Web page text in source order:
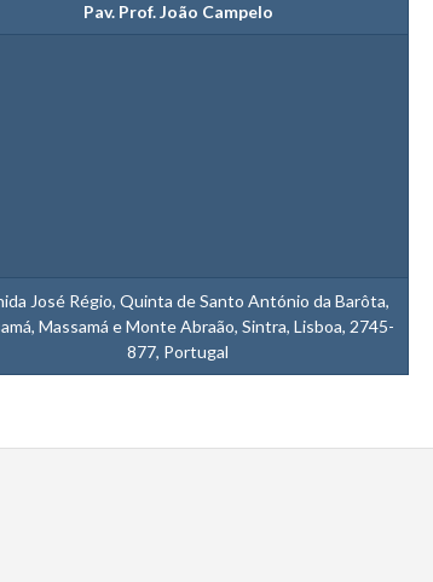
Pav. Prof. João Campelo
José Régio, Quinta de Santo António da Barôta,
Massamá e Monte Abraão, Sintra, Lisboa, 2745-
877, Portugal